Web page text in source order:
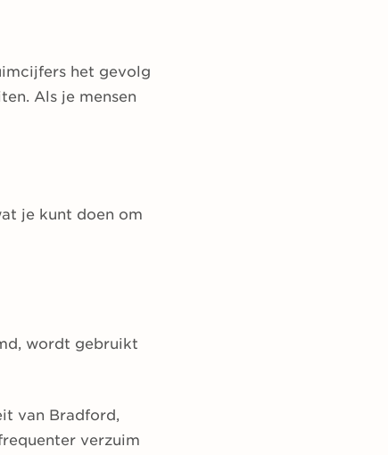
het gevolg
Als je mensen
je kunt doen om
wordt gebruikt
van Bradford,
verzuim